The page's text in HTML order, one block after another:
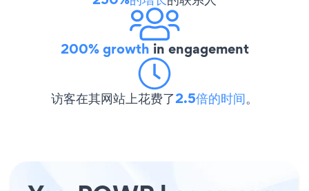
200% growth in engagement
访客在其网站上花费了2.5倍的时间。